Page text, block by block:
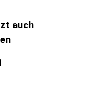
auch